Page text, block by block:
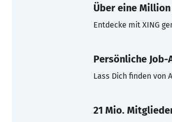
Über eine Million
Entdecke mit XING
Persönliche Job-
Lass Dich finden von
21 Mio.